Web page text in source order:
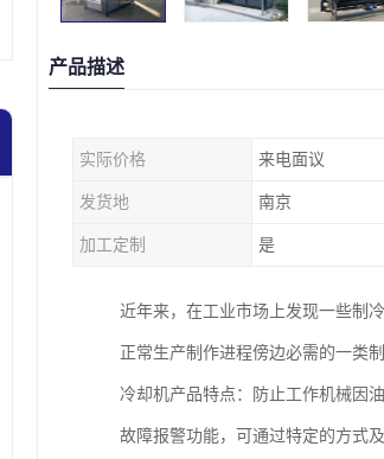
产品描述
实际价格 来电面议
发货地 南京
加工定制 是
近年来，在工业市场上发现一些制
正常生产制作进程傍边必需的一类
冷却机产品特点：防止工作机械因
故障报警功能，可通过特定的方式